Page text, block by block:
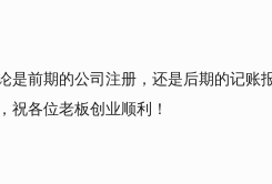
前期的公司注册，还是后期的记账
祝各位老板创业顺利！